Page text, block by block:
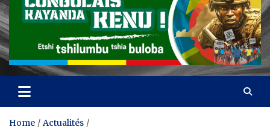
Home
Actualités